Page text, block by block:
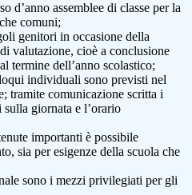
d’anno assemblee di classe per la
comuni;
genitori in occasione della
valutazione, cioè a conclusione
termine dell’anno scolastico;
individuali sono previsti nel
tramite comunicazione scritta i
giornata e l’orario
importanti è possibile
sia per esigenze della scuola che
sono i mezzi privilegiati per gli